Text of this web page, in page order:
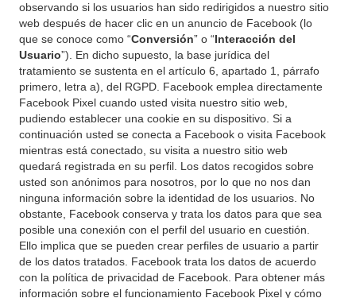
observando si los usuarios han sido redirigidos a nuestro sitio
web después de hacer clic en un anuncio de Facebook (lo
que se conoce como “Conversión” o “Interacción del
Usuario”). En dicho supuesto, la base jurídica del
tratamiento se sustenta en el artículo 6, apartado 1, párrafo
primero, letra a), del RGPD. Facebook emplea directamente
Facebook Pixel cuando usted visita nuestro sitio web,
pudiendo establecer una cookie en su dispositivo. Si a
continuación usted se conecta a Facebook o visita Facebook
mientras está conectado, su visita a nuestro sitio web
quedará registrada en su perfil. Los datos recogidos sobre
usted son anónimos para nosotros, por lo que no nos dan
ninguna información sobre la identidad de los usuarios. No
obstante, Facebook conserva y trata los datos para que sea
posible una conexión con el perfil del usuario en cuestión.
Ello implica que se pueden crear perfiles de usuario a partir
de los datos tratados. Facebook trata los datos de acuerdo
con la política de privacidad de Facebook. Para obtener más
información sobre el funcionamiento Facebook Pixel y cómo